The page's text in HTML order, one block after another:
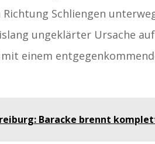
Schliengen
ungeklärter Ursache
einem
Baracke brennt